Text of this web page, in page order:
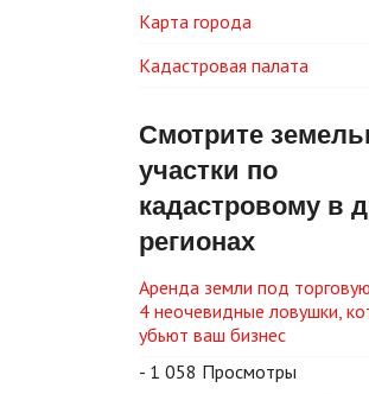
Карта города
Кадастровая палата
Смотрите
участки по
кадастровому в
регионах
Аренда земли под
4 неочевидные ловушки,
убьют ваш бизнес
- 1 058 Просмотры